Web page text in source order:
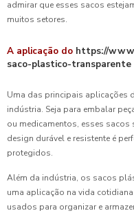
admirar que esses sacos
muitos setores.
A aplicação do https://
saco-plastico-transparente
Uma das principais aplicações
indústria. Seja para embalar
ou medicamentos, esses sacos
design durável e resistente é
protegidos.
Além da indústria, os sacos
uma aplicação na vida
usados para organizar e